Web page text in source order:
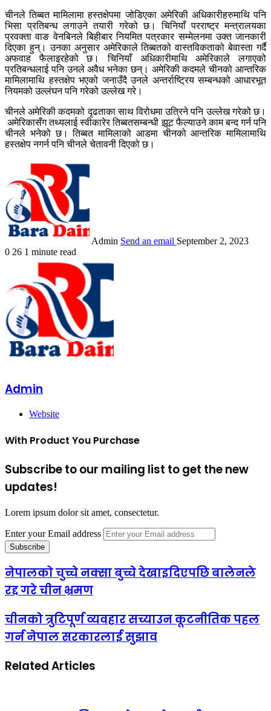
चीनले तिब्बत मामिलामा हस्तक्षेपमा जोडिएका अमेरिकी अधिकारीहरुमाथि पनि
भिसा प्रतिबन्ध लगाउने तयारी गरेको छ। चिनियाँ परराष्ट्र मन्त्रालयका
प्रवक्ता वाङ वेनबिनले बिहीबार नियमित पत्रकार सम्मेलनमा उक्त जानकारी
दिएका हुन्। उनका अनुसार अमेरिकाले तिब्बतको वास्तविकताको बेवास्ता गर्दै
अफवाह फैलाइरहेको छ। चिनियाँ अधिकारीमाथि अमेरिकाले लगाएको
प्रतिबन्धलाई पनि उनले अवैध भनेका छन्। अमेरिकी कदमले चीनको आन्तरिक
मामिलामाथि हस्तक्षेप भएको जनाउँदै उनले अन्तर्राष्ट्रिय सम्बन्धको आधारभूत
नियमको उल्लंघन पनि गरेको उल्लेख गरे।
चीनले अमेरिकी कदमको दृढताका साथ विरोधमा उत्रिने पनि उल्लेख गरेको छ।
अमेरिकासँग तथ्यलाई स्वीकारेर तिब्बतसम्बन्धी झूट फैल्याउने काम बन्द गर्न पनि
चीनले भनेको छ। तिब्बत मामिलाको आडमा चीनको आन्तरिक मामिलामाथि
हस्तक्षेप नगर्न पनि चीनले चेतावनी दिएको छ।
Admin Send an email September 2, 2023
0 26 1 minute read
Admin
Website
With Product You Purchase
Subscribe to our mailing list to get the new
updates!
Lorem ipsum dolor sit amet, consectetur.
Enter your Email address
नेपालको चुच्चे नक्सा बुच्चे देखाइदिएपछि बालेनले
रद्द गरे चीन भ्रमण
चीनको त्रुटिपूर्ण व्यवहार सच्याउन कूटनीतिक पहल
गर्न नेपाल सरकारलाई सुझाव
Related Articles